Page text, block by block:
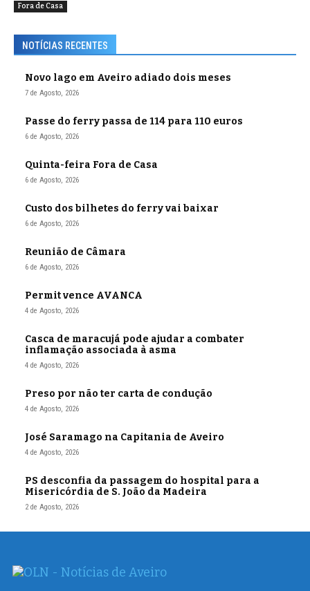
Fora de Casa
NOTÍCIAS RECENTES
Novo lago em Aveiro adiado dois meses
7 de Agosto, 2026
Passe do ferry passa de 114 para 110 euros
6 de Agosto, 2026
Quinta-feira Fora de Casa
6 de Agosto, 2026
Custo dos bilhetes do ferry vai baixar
6 de Agosto, 2026
Reunião de Câmara
6 de Agosto, 2026
Permit vence AVANCA
4 de Agosto, 2026
Casca de maracujá pode ajudar a combater
inflamação associada à asma
4 de Agosto, 2026
Preso por não ter carta de condução
4 de Agosto, 2026
José Saramago na Capitania de Aveiro
4 de Agosto, 2026
PS desconfia da passagem do hospital para a
Misericórdia de S. João da Madeira
2 de Agosto, 2026